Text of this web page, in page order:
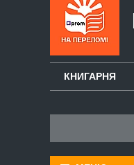
КНИГАРНЯ